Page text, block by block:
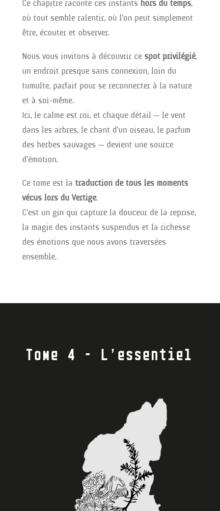
Ce chapitre raconte ces instants hors du temps,
où tout semble ralentir, où l’on peut simplement
être, écouter et observer.
Nous vous invitons à découvrir ce spot privilégié,
un endroit presque sans connexion, loin du
tumulte, parfait pour se reconnecter à la nature
et à soi-même.
Ici, le calme est roi, et chaque détail — le vent
dans les arbres, le chant d’un oiseau, le parfum
des herbes sauvages — devient une source
d’émotion.
Ce tome est la traduction de tous les moments
vécus lors du Vertige.
C’est un gin qui capture la douceur de la reprise,
la magie des instants suspendus et la richesse
des émotions que nous avons traversées
ensemble.
Tome 4 – L’essentiel